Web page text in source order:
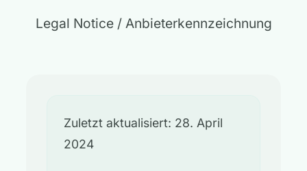
Legal Notice / Anbieterkennzeichnung
Zuletzt aktualisiert: 28. April
2024